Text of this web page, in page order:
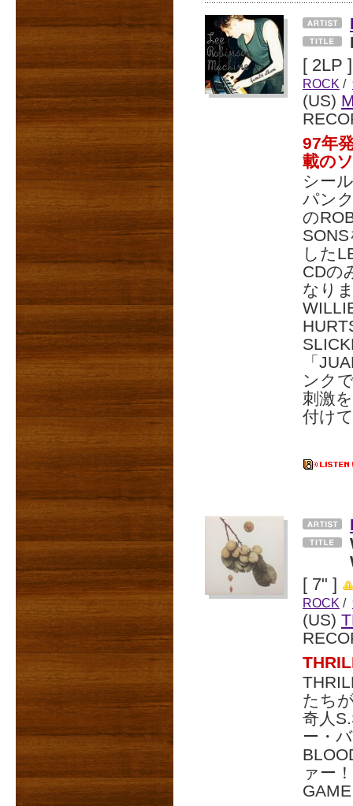
[ 2LP ]
ROCK /
(US)
97年
載の
シー
パン
の
した
CDの
なり
「
ンク
刺激
付け
[ 7" ]
ROCK /
(US)
たち
奇人
ー・
ァー